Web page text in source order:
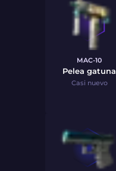
MAC-10
Pelea gatuna
Casi nuevo